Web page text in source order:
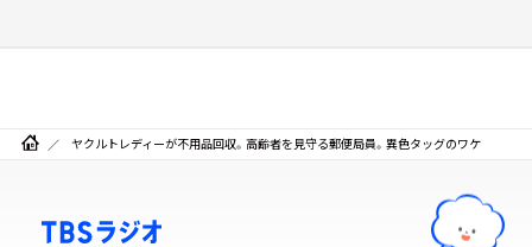
ヤクルトレディーが不用品回収。高齢者を見守る郵便局員。異色タッグのワケ